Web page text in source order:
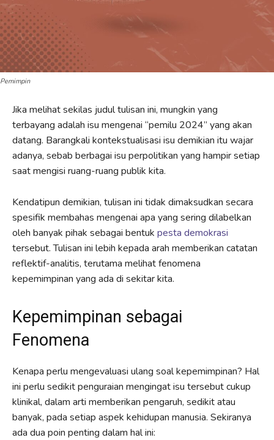
Pemimpin
Jika melihat sekilas judul tulisan ini, mungkin yang
terbayang adalah isu mengenai “pemilu 2024” yang akan
datang. Barangkali kontekstualisasi isu demikian itu wajar
adanya, sebab berbagai isu perpolitikan yang hampir setiap
saat mengisi ruang-ruang publik kita.
Kendatipun demikian, tulisan ini tidak dimaksudkan secara
spesifik membahas mengenai apa yang sering dilabelkan
oleh banyak pihak sebagai bentuk pesta demokrasi
tersebut. Tulisan ini lebih kepada arah memberikan catatan
reflektif-analitis, terutama melihat fenomena
kepemimpinan yang ada di sekitar kita.
Kepemimpinan sebagai
Fenomena
Kenapa perlu mengevaluasi ulang soal kepemimpinan? Hal
ini perlu sedikit penguraian mengingat isu tersebut cukup
klinikal, dalam arti memberikan pengaruh, sedikit atau
banyak, pada setiap aspek kehidupan manusia. Sekiranya
ada dua poin penting dalam hal ini: